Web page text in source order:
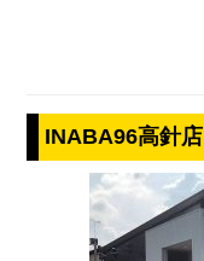
INABA96高針店